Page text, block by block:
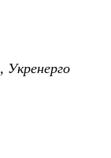
Укренерго